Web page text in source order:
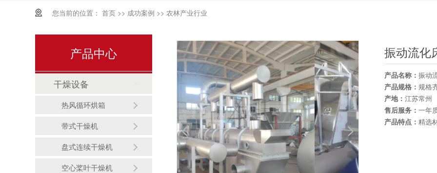
您当前的位置： 首页 >> 成功案例 >> 农林产业行业
振动流化
产品名称：振动
产品规格：规格
产地：江苏常州
售后服务：一年
产品特点：精选
产品中心
干燥设备
热风循环烘箱
带式干燥机
盘式连续干燥机
空心桨叶干燥机